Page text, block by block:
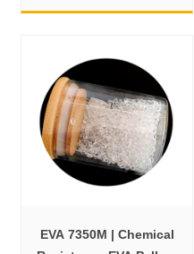
EVA 7350M | Chemical